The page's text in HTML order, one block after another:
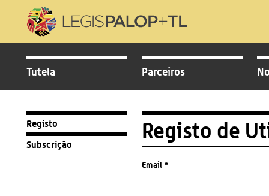
Tutela Parceiros
Registo
Subscrição
Registo de
Email *